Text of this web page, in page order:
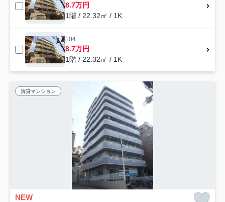
8.7万円
1階 / 22.32㎡ / 1K
104
8.7万円
1階 / 22.32㎡ / 1K
賃貸マンション
NEW